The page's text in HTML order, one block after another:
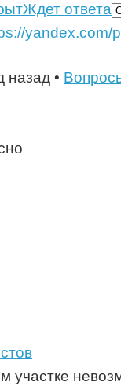
Ждет ответа
назад •
участке